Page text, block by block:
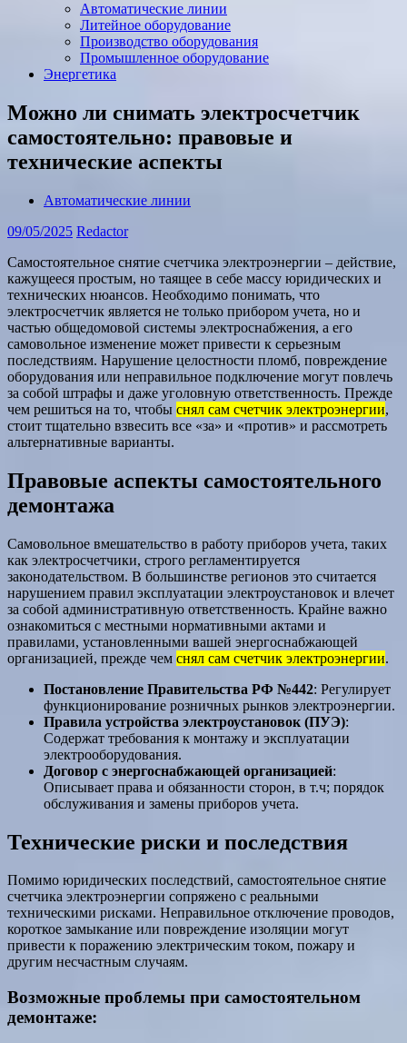
Автоматические линии
Литейное оборудование
Производство оборудования
Промышленное оборудование
Энергетика
Можно ли снимать электросчетчик
самостоятельно: правовые и
технические аспекты
Автоматические линии
09/05/2025 Redactor
Самостоятельное снятие счетчика электроэнергии – действие,
кажущееся простым, но таящее в себе массу юридических и
технических нюансов. Необходимо понимать, что
электросчетчик является не только прибором учета, но и
частью общедомовой системы электроснабжения, а его
самовольное изменение может привести к серьезным
последствиям. Нарушение целостности пломб, повреждение
оборудования или неправильное подключение могут повлечь
за собой штрафы и даже уголовную ответственность. Прежде
чем решиться на то, чтобы снял сам счетчик электроэнергии,
стоит тщательно взвесить все «за» и «против» и рассмотреть
альтернативные варианты.
Правовые аспекты самостоятельного
демонтажа
Самовольное вмешательство в работу приборов учета, таких
как электросчетчики, строго регламентируется
законодательством. В большинстве регионов это считается
нарушением правил эксплуатации электроустановок и влечет
за собой административную ответственность. Крайне важно
ознакомиться с местными нормативными актами и
правилами, установленными вашей энергоснабжающей
организацией, прежде чем снял сам счетчик электроэнергии.
Постановление Правительства РФ №442: Регулирует
функционирование розничных рынков электроэнергии.
Правила устройства электроустановок (ПУЭ):
Содержат требования к монтажу и эксплуатации
электрооборудования.
Договор с энергоснабжающей организацией:
Описывает права и обязанности сторон, в т.ч; порядок
обслуживания и замены приборов учета.
Технические риски и последствия
Помимо юридических последствий, самостоятельное снятие
счетчика электроэнергии сопряжено с реальными
техническими рисками. Неправильное отключение проводов,
короткое замыкание или повреждение изоляции могут
привести к поражению электрическим током, пожару и
другим несчастным случаям.
Возможные проблемы при самостоятельном
демонтаже: